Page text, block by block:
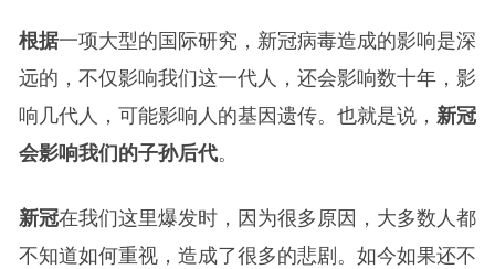
根据一项大型的国际研究，新冠病毒造成的影响是深
远的，不仅影响我们这一代人，还会影响数十年，影
响几代人，可能影响人的基因遗传。也就是说， 新冠
会影响我们的子孙后代。
新冠在我们这里爆发时，因为很多原因，大多数人都
不知道如何重视，造成了很多的悲剧。如今如果还不